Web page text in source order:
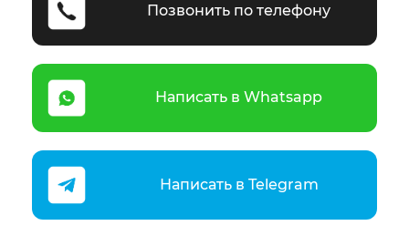
Позвонить по телефону
Написать в Whatsapp
Написать в Telegram